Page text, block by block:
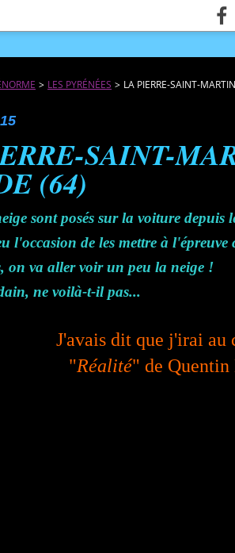
> LES PYRÉNÉES > LA PIERRE-SAINT-
SAINT-
(64)
sont posés sur la voiture depuis
l'occasion de les mettre à l'épreuve
on va aller voir un peu la neige !
ne voilà-t-il pas...
J'avais dit que j'irai au
"Réalité" de Quentin